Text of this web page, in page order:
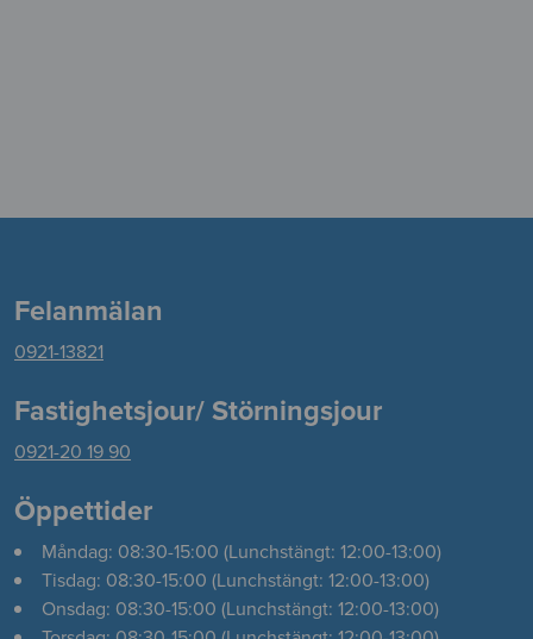
Felanmälan
0921-13821
Fastighetsjour/ Störningsjour
0921-20 19 90
Öppettider
Måndag: 08:30-15:00 (Lunchstängt: 12:00-13:00)
Tisdag: 08:30-15:00 (Lunchstängt: 12:00-13:00)
Onsdag: 08:30-15:00 (Lunchstängt: 12:00-13:00)